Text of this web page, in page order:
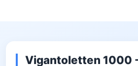
Vigantoletten 1000